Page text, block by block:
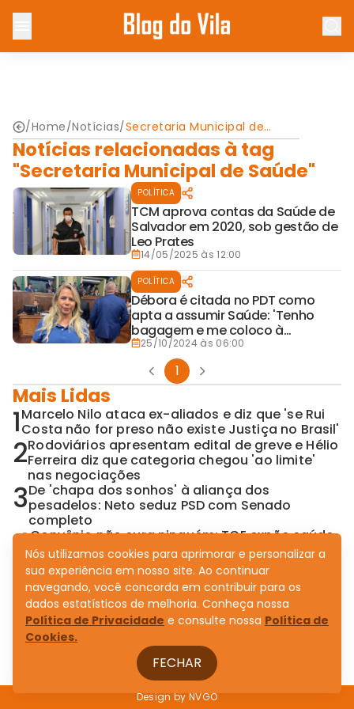
/Home/Notícias/Secretaria Municipal de
Saúde
Notícias relacionadas à tag
"Secretaria Municipal de Saúde"
POLÍTICA
TCM aprova contas da Saúde de
Salvador em 2020, sob gestão de
Leo Prates
14/05/2025 às 12:00
POLÍTICA
Débora é citada no PDT como
apta a assumir Saúde: 'Tenho
bagagem e me coloco à
disposição'
25/10/2024 às 06:00
1
Mais Lidas
1Marcelo Nilo ataca ex-aliados e diz que 'se Rui
Costa não for preso não existe Justiça no Brasil'
2Rodoviários apresentam edital de greve e Hélio
Ferreira diz que categoria chegou 'ao limite'
nas negociações
3De 'chapa dos sonhos' à aliança dos
pesadelos: Neto seduz PSD com Senado
completo
4Convênio não cura ninguém: TCE expõe saúde
emperrada no governo Jerônimo
5Aleluia pai e filho articulam assumir o
comando do Novo na Bahia após dissolução
de diretório
Design byNVGO
Nós utilizamos cookies para aprimorar e personalizar a
sua experiência em nosso site. Ao continuar
navegando, você concorda em contribuir para os
dados estatísticos de melhoria. Conheça nossa
Política de Privacidade e consulte nossa Política de
Cookies.
FECHAR